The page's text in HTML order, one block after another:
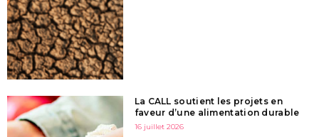
La CALL soutient les projets en
faveur d’une alimentation durable
16 juillet 2026